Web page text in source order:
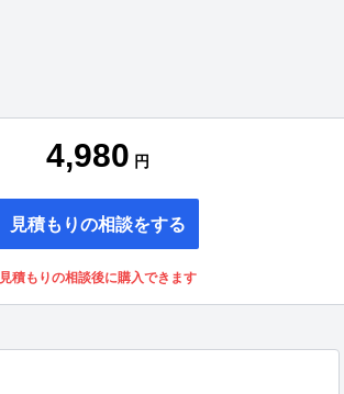
4,980 円
見積もりの相談をする
見積もりの相談後に購入できます